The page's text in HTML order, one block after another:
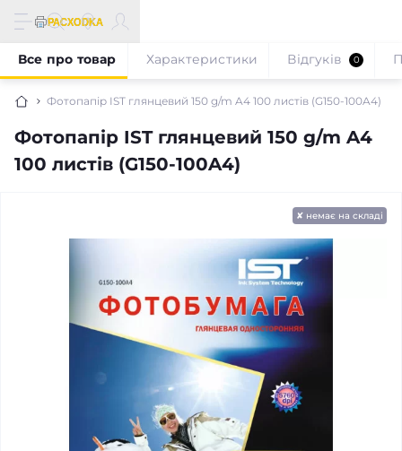
Фотопапір IST глянцевий 150 g/m A4 100 листів (G150-100A4)
Фотопапір IST глянцевий 150 g/m A4
100 листів (G150-100A4)
Все про товар Характеристики Відгуків 0
✘ немає на складі